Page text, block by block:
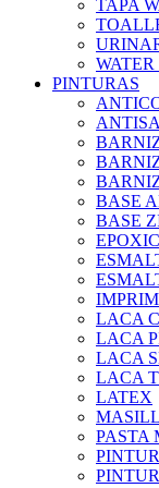
TAPA
PINTURAS
BASE
BASE
LACA
LACA
LACA
LACA
LATEX
PASTA